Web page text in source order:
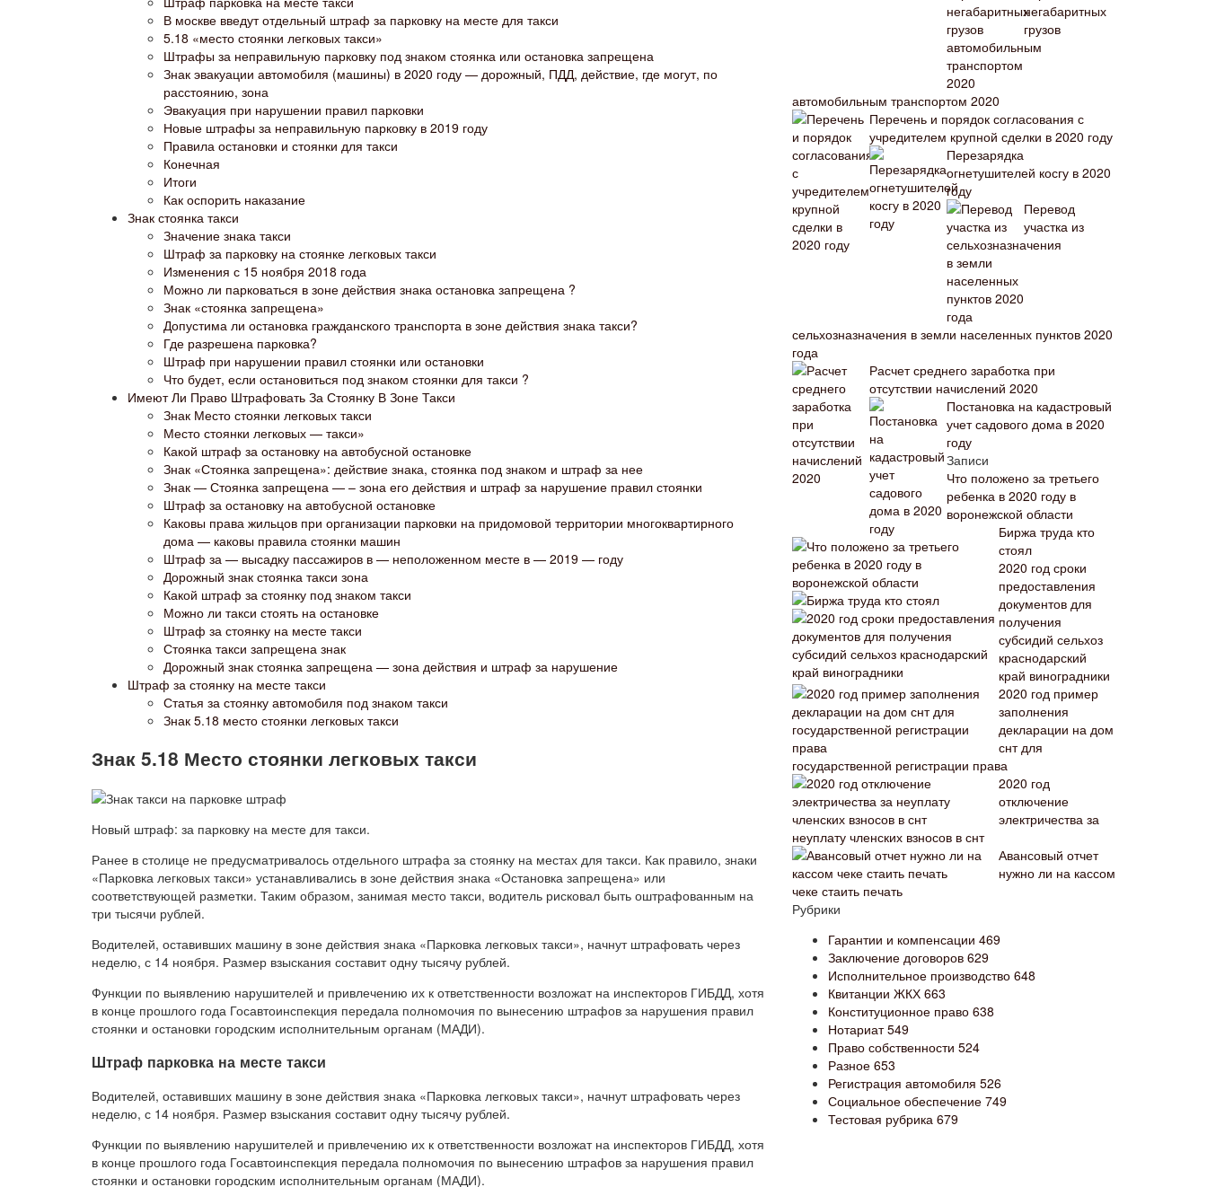
В москве введут отдельный штраф за парковку на месте для такси
5.18 «место стоянки легковых такси»
Штрафы за неправильную парковку под знаком стоянка или остановка запрещена
Знак эвакуации автомобиля (машины) в 2020 году — дорожный, ПДД, действие, где могут, по
расстоянию, зона
Эвакуация при нарушении правил парковки
Новые штрафы за неправильную парковку в 2019 году
Правила остановки и стоянки для такси
Конечная
Итоги
Как оспорить наказание
Знак стоянка такси
Значение знака такси
Штраф за парковку на стоянке легковых такси
Изменения с 15 ноября 2018 года
Можно ли парковаться в зоне действия знака остановка запрещена ?
Знак «стоянка запрещена»
Допустима ли остановка гражданского транспорта в зоне действия знака такси?
Где разрешена парковка?
Штраф при нарушении правил стоянки или остановки
Что будет, если остановиться под знаком стоянки для такси ?
Имеют Ли Право Штрафовать За Стоянку В Зоне Такси
Знак Место стоянки легковых такси
Место стоянки легковых — такси»
Какой штраф за остановку на автобусной остановке
Знак «Стоянка запрещена»: действие знака, стоянка под знаком и штраф за нее
Знак — Стоянка запрещена — – зона его действия и штраф за нарушение правил стоянки
Штраф за остановку на автобусной остановке
Каковы права жильцов при организации парковки на придомовой территории многоквартирного
дома — каковы правила стоянки машин
Штраф за — высадку пассажиров в — неположенном месте в — 2019 — году
Дорожный знак стоянка такси зона
Какой штраф за стоянку под знаком такси
Можно ли такси стоять на остановке
Штраф за стоянку на месте такси
Стоянка такси запрещена знак
Дорожный знак стоянка запрещена — зона действия и штраф за нарушение
Штраф за стоянку на месте такси
Статья за стоянку автомобиля под знаком такси
Знак 5.18 место стоянки легковых такси
Знак 5.18 Место стоянки легковых такси
Новый штраф: за парковку на месте для такси.
Ранее в столице не предусматривалось отдельного штрафа за стоянку на местах для такси. Как правило, знаки
«Парковка легковых такси» устанавливались в зоне действия знака «Остановка запрещена» или
соответствующей разметки. Таким образом, занимая место такси, водитель рисковал быть оштрафованным на
три тысячи рублей.
Водителей, оставивших машину в зоне действия знака «Парковка легковых такси», начнут штрафовать через
неделю, с 14 ноября. Размер взыскания составит одну тысячу рублей.
Функции по выявлению нарушителей и привлечению их к ответственности возложат на инспекторов ГИБДД, хотя
в конце прошлого года Госавтоинспекция передала полномочия по вынесению штрафов за нарушения правил
стоянки и остановки городским исполнительным органам (МАДИ).
Штраф парковка на месте такси
Водителей, оставивших машину в зоне действия знака «Парковка легковых такси», начнут штрафовать через
неделю, с 14 ноября. Размер взыскания составит одну тысячу рублей.
Функции по выявлению нарушителей и привлечению их к ответственности возложат на инспекторов ГИБДД, хотя
в конце прошлого года Госавтоинспекция передала полномочия по вынесению штрафов за нарушения правил
стоянки и остановки городским исполнительным органам (МАДИ).
негабаритных
грузов
автомобильным транспортом 2020
Перечень и порядок согласования с
учредителем крупной сделки в 2020 году
Перезарядка
огнетушителей косгу в 2020
году
Перевод
участка из
сельхозназначения в земли населенных пунктов 2020
года
Расчет среднего заработка при
отсутствии начислений 2020
Постановка на кадастровый
учет садового дома в 2020
году
Записи
Что положено за третьего
ребенка в 2020 году в
воронежской области
Биржа труда кто
стоял
2020 год сроки
предоставления
документов для
получения
субсидий сельхоз
краснодарский
край виноградники
2020 год пример
заполнения
декларации на дом
снт для
государственной регистрации права
2020 год
отключение
электричества за
неуплату членских взносов в снт
Авансовый отчет
нужно ли на кассом
чеке стаить печать
Рубрики
Гарантии и компенсации 469
Заключение договоров 629
Исполнительное производство 648
Квитанции ЖКХ 663
Конституционное право 638
Нотариат549
Право собственности 524
Разное 653
Регистрация автомобиля 526
Социальное обеспечение 749
Тестовая рубрика 679